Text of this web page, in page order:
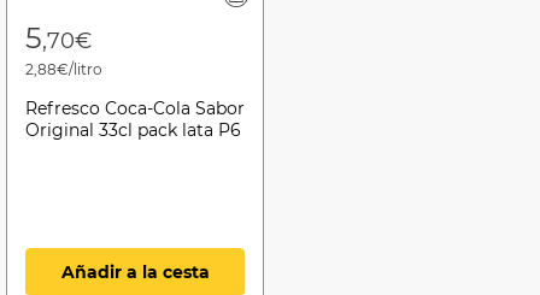
5,70€
2,88€/litro
Refresco Coca-Cola Sabor
Original 33cl pack lata P6
Añadir a la cesta